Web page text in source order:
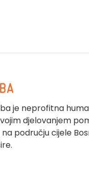
je neprofitna
djelovanjem
području cijele